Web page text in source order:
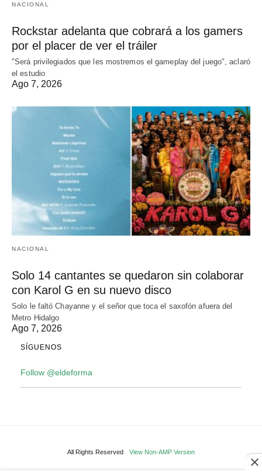
NACIONAL
Rockstar adelanta que cobrará a los gamers
por el placer de ver el tráiler
"Será privilegiados que les mostremos el gameplay del juego", aclaró
el estudio
Ago 7, 2026
NACIONAL
Solo 14 cantantes se quedaron sin colaborar
con Karol G en su nuevo disco
Solo le faltó Chayanne y el señor que toca el saxofón afuera del
Metro Hidalgo
Ago 7, 2026
SÍGUENOS
Follow @eldeforma
All Rights Reserved View Non-AMP Version